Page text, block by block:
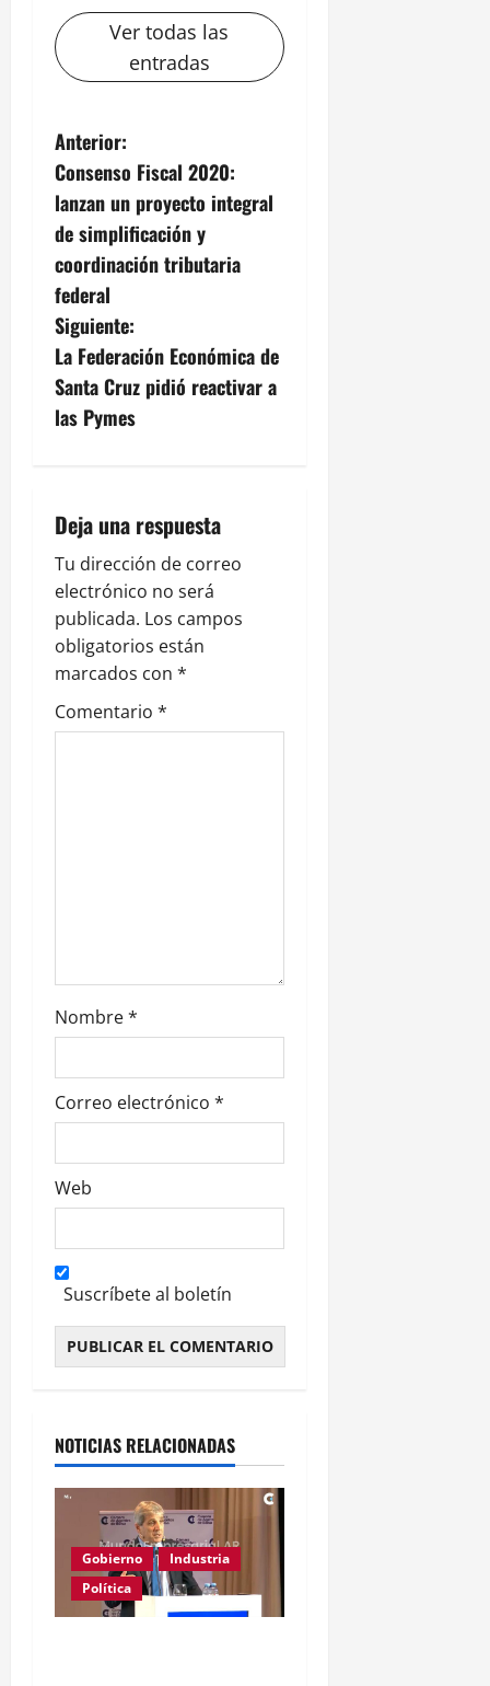
Ver todas las
entradas
N
a
v
e
g
a
c
ó
n
d
e
e
n
a
s
Anterior:
Consenso Fiscal 2020:
lanzan un proyecto integral
de simplificación y
coordinación tributaria
federal
Siguiente:
La Federación Económica de
Santa Cruz pidió reactivar a
las Pymes
Deja una respuesta
Tu dirección de correo
electrónico no será
publicada. Los campos
obligatorios están
marcados con *
Comentario *
Nombre*
Correo electrónico *
Web
Suscríbete al boletín
NOTICIAS RELACIONADAS
Gobierno
Industria
Política